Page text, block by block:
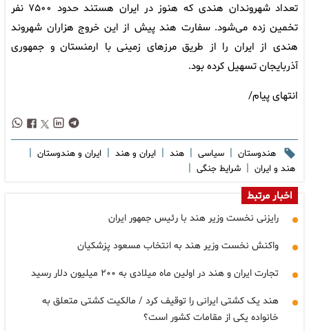
تعداد شهروندان هندی که هنوز در ایران هستند حدود ۷۵۰۰ نفر
تخمین زده می‌شود. سفارت هند پیش از این خروج هزاران شهروند
هندی از ایران را از طریق مرزهای زمینی با ارمنستان و جمهوری
آذربایجان تسهیل کرده بود.
انتهای پیام/
هندوستان | سیاسی | هند | ایران و هند | ایران و هندوستان |
هند و ایران | شرایط جنگی |
اخبار مرتبط
رایزنی نخست وزیر هند با رئیس جمهور ایران
واکنش نخست وزیر هند به انتخاب مسعود پزشکیان
تجارت ایران و هند در اولین ماه میلادی به ۲۰۰ میلیون دلار رسید
هند یک کشتی ایرانی را توقیف کرد / مالکیت کشتی متعلق به
خانواده یکی از مقامات کشور است؟